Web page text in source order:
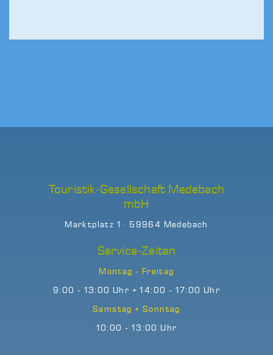
Touristik-Gesellschaft Medebach
mbH
Marktplatz 1 · 59964 Medebach
Service-Zeiten
Montag - Freitag
9:00 - 13:00 Uhr + 14:00 - 17:00 Uhr
Samstag + Sonntag
10:00 - 13:00 Uhr